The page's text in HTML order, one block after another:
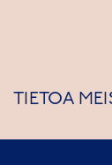
TIETOA